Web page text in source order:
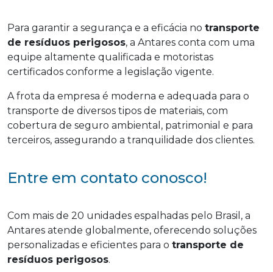
Para garantir a segurança e a eficácia no transporte
de resíduos perigosos, a Antares conta com uma
equipe altamente qualificada e motoristas
certificados conforme a legislação vigente.
A frota da empresa é moderna e adequada para o
transporte de diversos tipos de materiais, com
cobertura de seguro ambiental, patrimonial e para
terceiros, assegurando a tranquilidade dos clientes.
Entre em contato conosco!
Com mais de 20 unidades espalhadas pelo Brasil, a
Antares atende globalmente, oferecendo soluções
personalizadas e eficientes para o transporte de
resíduos perigosos.